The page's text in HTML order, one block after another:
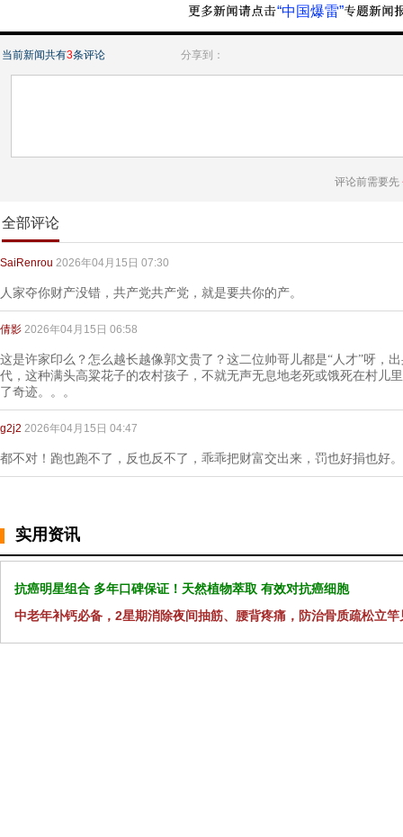
“中国爆雷”
当前新闻共有3条评论 分享到：
评论前需要先
全部评论
SaiRenrou 2026年04月15日 07:30
人家夺你财产没错，共产党共产党，就是要共你的产。
倩影 2026年04月15日 06:58
这是许家印么？怎么越长越像郭文贵了？这二位帅哥儿都是“人才”呀，
代，这种满头高粱花子的农村孩子，不就无声无息地老死或饿死在村儿
了奇迹。。。
g2j2 2026年04月15日 04:47
都不对！跑也跑不了，反也反不了，乖乖把财富交出来，罚也好捐也好。
实用资讯
抗癌明星组合 多年口碑保证！天然植物萃取 有效对抗癌细胞
中老年补钙必备，2星期消除夜间抽筋、腰背疼痛，防治骨质疏松立竿